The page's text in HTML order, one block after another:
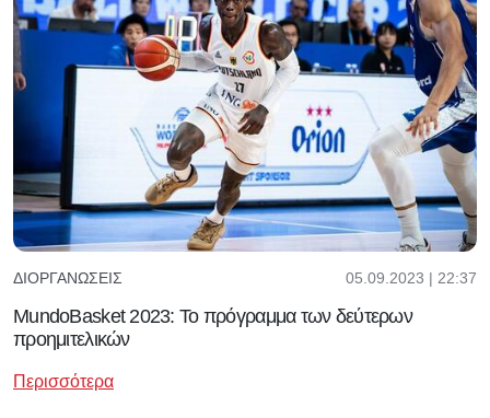
ΔΙΟΡΓΑΝΏΣΕΙΣ 05.09.2023 | 22:37
MundoBasket 2023: Το πρόγραμμα των δεύτερων
προημιτελικών
Περισσότερα